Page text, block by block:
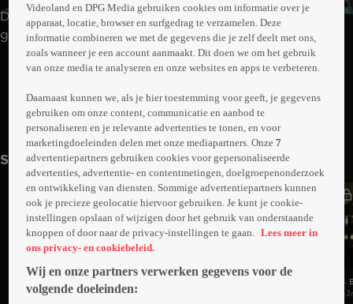
De eigenzinnige professor Mia van der Linden zet een
groep ambitieuze studenten in om cold cases eindelijk
op te lossen.
Abonneren op Videoland
Trailer
Meer
info
Seizoen 1
42min
Za 14 dec 24
3.
Videoland en DPG Media gebruiken cookies om informatie over je
apparaat, locatie, browser en surfgedrag te verzamelen. Deze
informatie combineren we met de gegevens die je zelf deelt met ons,
zoals wanneer je een account aanmaakt. Dit doen we om het gebruik
van onze media te analyseren en onze websites en apps te verbeteren.
Daarnaast kunnen we, als je hier toestemming voor geeft, je gegevens
gebruiken om onze content, communicatie en aanbod te
personaliseren en je relevante advertenties te tonen, en voor
marketingdoeleinden delen met onze mediapartners. Onze7
advertentiepartners gebruiken cookies voor gepersonaliseerde
advertenties, advertentie- en contentmetingen, doelgroepenonderzoek
en ontwikkeling van diensten. Sommige advertentiepartners kunnen
ook je precieze geolocatie hiervoor gebruiken. Je kunt je cookie-
instellingen opslaan of wijzigen door het gebruik van onderstaande
knoppen of door naar de privacy-instellingen te gaan.
Lees meer in
ons privacy- en cookiebeleid.
Wij en onze partners verwerken gegevens voor de
volgende doeleinden: